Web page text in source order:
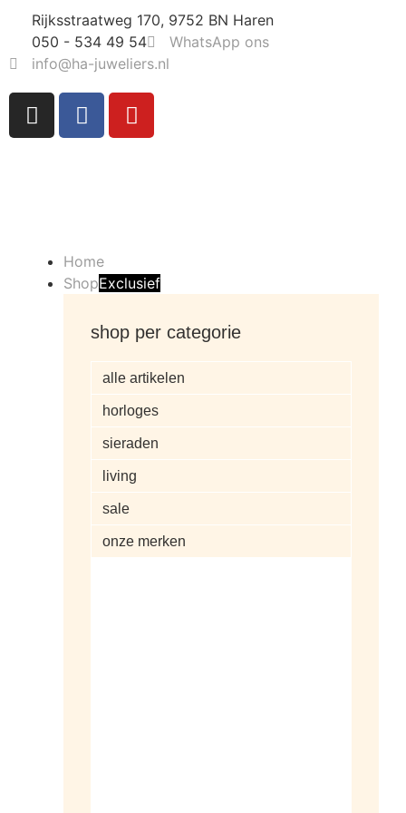
Rijksstraatweg 170, 9752 BN Haren
050 - 534 49 54
WhatsApp ons
info@ha-juweliers.nl
Home
ShopExclusief
shop per categorie
alle artikelen
horloges
sieraden
living
sale
onze merken